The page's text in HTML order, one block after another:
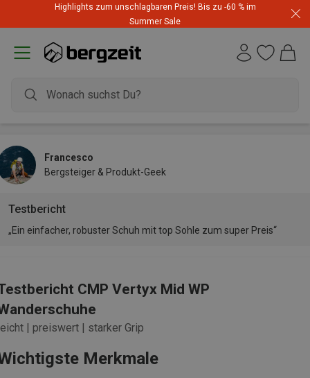
Highlights zum unschlagbaren Preis! Bis zu -60 % im
Summer Sale
Testbericht
Francesco
Bergsteiger & Produkt-Geek
„Ein einfacher, robuster Schuh mit top Sohle zum super Preis“
CMP Vertyx Mid WP
| preiswert | starker Grip
Merkmale